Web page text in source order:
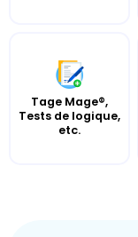
Tage Mage®,
Tests de logique,
etc.